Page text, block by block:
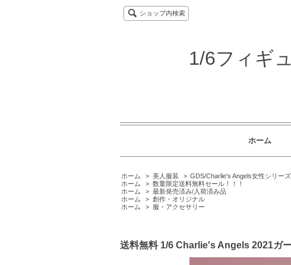
ショップ内検索
1/6フィギ
ホーム
ホーム > 美人服装 > GDS/Charlie's Angels女性シリーズ
ホーム
> 数量限定送料無料セール！！！
ホーム
> 最新発売済み/入荷済み品
ホーム
> 創作・オリジナル
ホーム
> 服・アクセサリー
送料無料 1/6 Charlie's Angels 2021ガ